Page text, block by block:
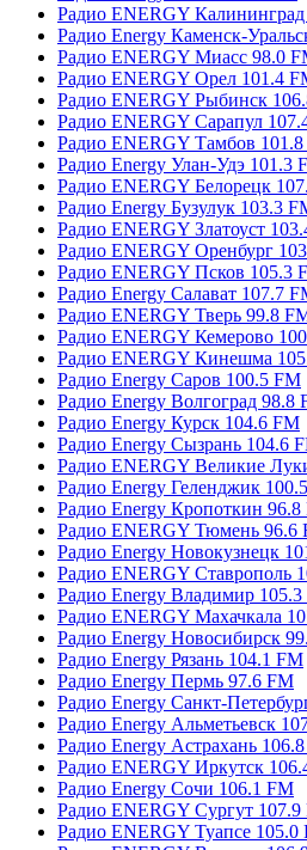
Радио ENERGY
Радио Energy Каменск-
Радио ENERGY Миасс 98.0
Радио ENERGY Орел 101.4
Радио ENERGY Рыбинск
Радио ENERGY Сарапул
Радио ENERGY Тамбов
Радио Energy Улан-Удэ 101.3
Радио ENERGY Белорецк
Радио Energy Бузулук 103.3
Радио ENERGY Златоуст
Радио ENERGY Оренбург
Радио ENERGY Псков 105.3
Радио Energy Салават 107.7
Радио ENERGY Тверь 99.8
Радио ENERGY Кемерово
Радио ENERGY Кинешма
Радио Energy Саров 100.5 FM
Радио Energy Волгоград 98.8
Радио Energy Курск 104.6 FM
Радио Energy Сызрань 104.6
Радио ENERGY Великие
Радио Energy Геленджик
Радио Energy Кропоткин 96.8
Радио ENERGY Тюмень 96.6
Радио Energy Новокузнецк
Радио ENERGY Ставрополь
Радио Energy Владимир
Радио ENERGY Махачкала
Радио Energy Новосибирск
Радио Energy Рязань 104.1 FM
Радио Energy Пермь 97.6 FM
Радио Energy Санкт-
Радио Energy Альметьевск
Радио Energy Астрахань
Радио ENERGY Иркутск
Радио Energy Сочи 106.1 FM
Радио ENERGY Сургут 107.9
Радио ENERGY Туапсе 105.0